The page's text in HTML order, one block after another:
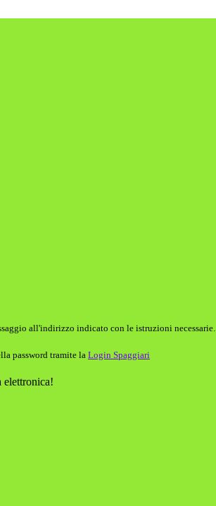
all'indirizzo indicato con le istruzioni necessarie.
password tramite la Login Spaggiari
elettronica!